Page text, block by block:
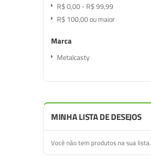
R$ 0,00- R$ 99,99
R$ 100,00ou maior
Marca
Metalcasty
MINHA LISTA DE DESEJOS
Você não tem produtos na sua lista.